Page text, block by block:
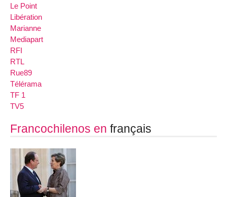
Le Point
Libération
Marianne
Mediapart
RFI
RTL
Rue89
Télérama
TF 1
TV5
Francochilenos en français